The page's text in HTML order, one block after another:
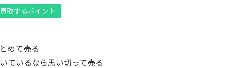
取するポイント
めて売る
ているなら思い切って売る